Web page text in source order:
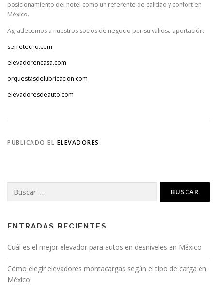
posicionamiento del hotel como un referente de calidad y confort en
México.
Agradecemos a nuestros socios de negocio por su valiosa aportación:
serretecno.com
elevadorencasa.com
orquestasdelubricacion.com
elevadoresdeauto.com
PUBLICADO EL ELEVADORES
ENTRADAS RECIENTES
Cuál es el mejor elevador para autos en desniveles en México
Cómo elegir elevadores montacargas según el tipo de carga en
México